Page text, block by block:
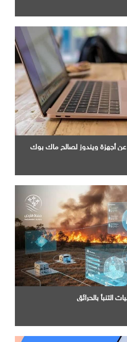
أجهزة ويندوز لصالح ماك بوك
التنبأ بالحرائق